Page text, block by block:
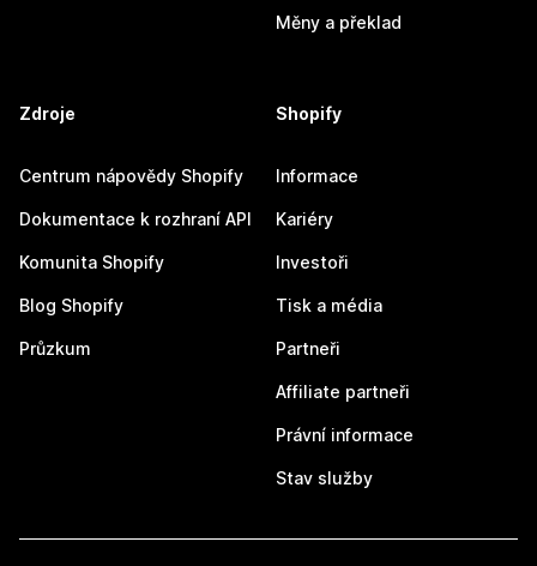
Měny a překlad
Zdroje
Centrum nápovědy Shopify
Dokumentace k rozhraní API
Komunita Shopify
Blog Shopify
Průzkum
Shopify
Informace
Kariéry
Investoři
Tisk a média
Partneři
Affiliate partneři
Právní informace
Stav služby